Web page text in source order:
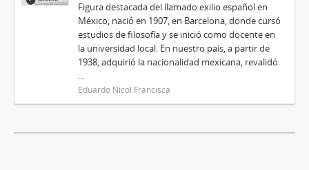
Figura destacada del llamado exilio español en
México, nació en 1907, en Barcelona, donde cursó
estudios de filosofía y se inició como docente en
la universidad local. En nuestro país, a partir de
1938, adquirió la nacionalidad mexicana, revalidó
...
Eduardo Nicol Franciscá